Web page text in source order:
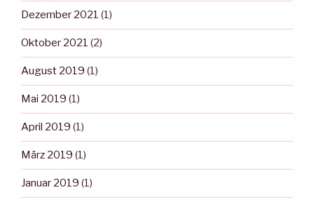
Dezember 2021 (1)
Oktober 2021 (2)
August 2019 (1)
Mai 2019 (1)
April 2019 (1)
März 2019 (1)
Januar 2019 (1)